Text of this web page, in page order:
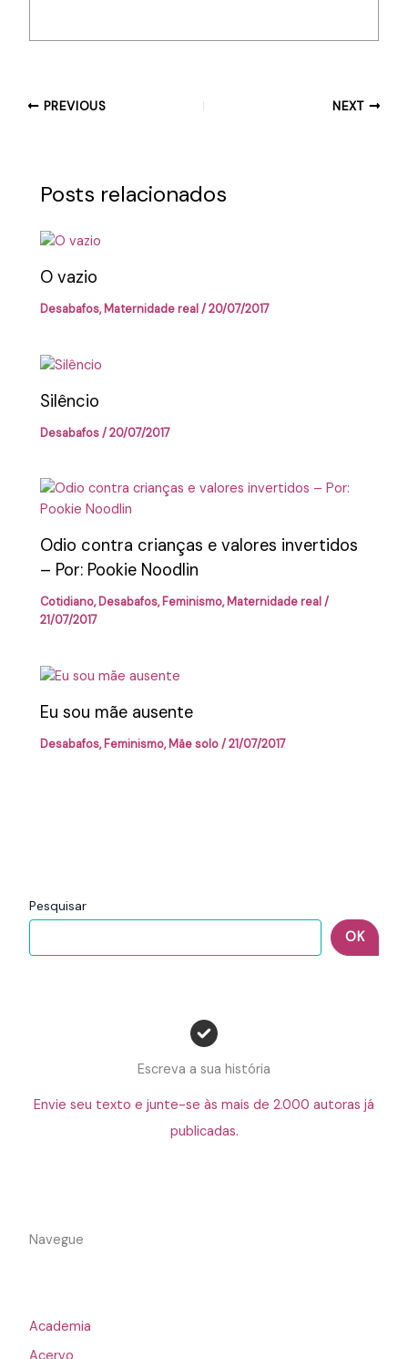
Pesquisar
OK
Escreva a sua história
Envie seu texto e junte-se às mais de 2.000 autoras já
publicadas.
Navegue
Academia
PREVIOUS NEXT
Posts relacionados
O vazio
Desabafos,Maternidade real/20/07/2017
Silêncio
Desabafos/20/07/2017
Odio contra crianças e valores invertidos
– Por: Pookie Noodlin
Cotidiano,Desabafos,Feminismo,Maternidade real/
21/07/2017
Eu sou mãe ausente
Desabafos,Feminismo,Mãe solo/21/07/2017